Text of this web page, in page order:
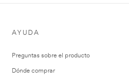
AYUDA
Preguntas sobre el producto
Dónde comprar